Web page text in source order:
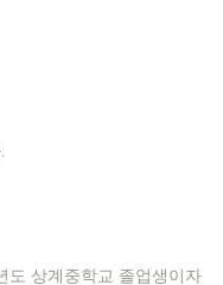
도 상계중학교 졸업생이자